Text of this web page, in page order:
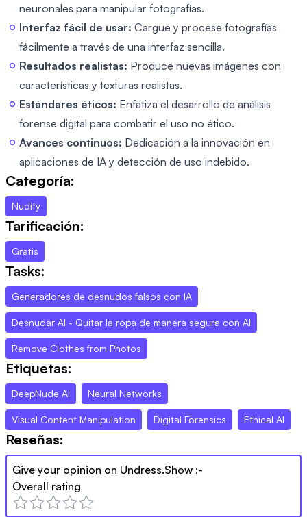
neuronales para manipular fotografías.
Interfaz fácil de usar: Cargue y procese fotografías
fácilmente a través de una interfaz sencilla.
Resultados realistas: Produce nuevas imágenes con
características y texturas realistas.
Estándares éticos: Enfatiza el desarrollo de análisis
forense digital para combatir el uso no ético.
Avances continuos: Dedicación a la innovación en
aplicaciones de IA y detección de uso indebido.
Categoría:
Nudity
Tarificación:
Gratis
Tasks:
Generadores de desnudos falsos con IA
Desnudar AI - Quitar la ropa de manera segura con AI
Remove Clothes from Photos
Etiquetas:
DeepNude AI Neural Networks
Visual Content Manipulation Digital Forensics Ethical AI
Reseñas:
Give your opinion on Undress.Show :-
Overall rating